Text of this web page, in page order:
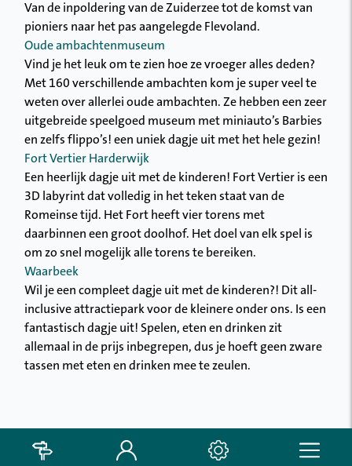
Van de inpoldering van de Zuiderzee tot de komst van
pioniers naar het pas aangelegde Flevoland.
Oude ambachtenmuseum
Vind je het leuk om te zien hoe ze vroeger alles deden?
Met 160 verschillende ambachten kom je super veel te
weten over allerlei oude ambachten. Ze hebben een zeer
uitgebreide speelgoed museum met miniauto’s Barbies
en zelfs flippo’s! een uniek dagje uit met het hele gezin!
Fort Vertier Harderwijk
Een heerlijk dagje uit met de kinderen! Fort Vertier is een
3D labyrint dat volledig in het teken staat van de
Romeinse tijd. Het Fort heeft vier torens met
daarbinnen een groot doolhof. Het doel van elk spel is
om zo snel mogelijk alle torens te bereiken.
Waarbeek
Wil je een compleet dagje uit met de kinderen?! Dit all-
inclusive attractiepark voor de kleinere onder ons. Is een
fantastisch dagje uit! Spelen, eten en drinken zit
allemaal in de prijs inbegrepen, dus je hoeft geen zware
tassen met eten en drinken mee te zeulen.